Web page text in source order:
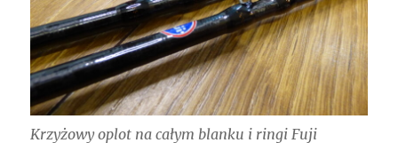
Krzyżowy oplot na całym blanku i ringi Fuji